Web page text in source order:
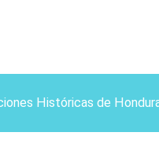
Históricas de